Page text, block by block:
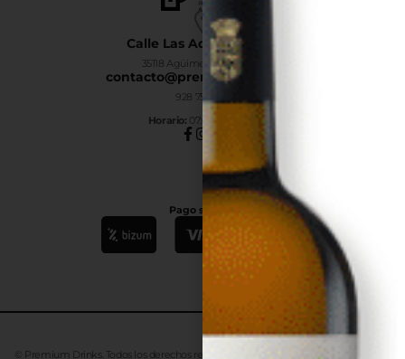
Calle Las Adelfas Nº6-B
35118 Agüimes, Las Palmas
contacto@premiumdrinks.es
928 754 363
Horario: 07:00h a 15:00h
Pago seguro
© Premium Drinks. Todos los derechos reservados. Desarrollado Advanze